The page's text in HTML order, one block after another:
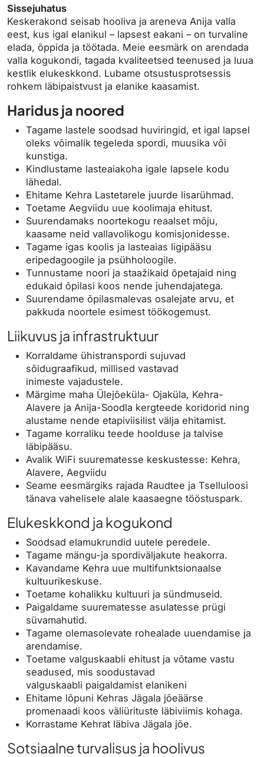
Sissejuhatus
Keskerakond seisab hooliva ja areneva Anija valla
eest, kus igal elanikul – lapsest eakani – on turvaline
elada, õppida ja töötada. Meie eesmärk on arendada
valla kogukondi, tagada kvaliteetsed teenused ja luua
kestlik elukeskkond. Lubame otsustusprotsessis
rohkem läbipaistvust ja elanike kaasamist.
Haridus ja noored
Tagame lastele soodsad huviringid, et igal lapsel
oleks võimalik tegeleda spordi, muusika või
kunstiga.
Kindlustame lasteaiakoha igale lapsele kodu
lähedal.
Ehitame Kehra Lastetarele juurde lisarühmad.
Toetame Aegviidu uue koolimaja ehitust.
Suurendamaks noortekogu reaalset mõju,
kaasame neid vallavolikogu komisjonidesse.
Tagame igas koolis ja lasteaias ligipääsu
eripedagoogile ja psühholoogile.
Tunnustame noori ja staažikaid õpetajaid ning
edukaid õpilasi koos nende juhendajatega.
Suurendame õpilasmalevas osalejate arvu, et
pakkuda noortele esimest töökogemust.
Liikuvus ja infrastruktuur
Korraldame ühistranspordi sujuvad
sõidugraafikud, millised vastavad
inimeste vajadustele.
Märgime maha Ülejõeküla- Ojaküla, Kehra-
Alavere ja Anija-Soodla kergteede koridorid ning
alustame nende etapiviisilist välja ehitamist.
Tagame korraliku teede hoolduse ja talvise
läbipääsu.
Avalik WiFi suurematesse keskustesse: Kehra,
Alavere, Aegviidu
Seame eesmärgiks rajada Raudtee ja Tselluloosi
tänava vahelisele alale kaasaegne tööstuspark.
Elukeskkond ja kogukond
Soodsad elamukrundid uutele peredele.
Tagame mängu-ja spordiväljakute heakorra.
Kavandame Kehra uue multifunktsionaalse
kultuurikeskuse.
Toetame kohalikku kultuuri ja sündmuseid.
Paigaldame suurematesse asulatesse prügi
süvamahutid.
Tagame olemasolevate rohealade uuendamise ja
arendamise.
Toetame valguskaabli ehitust ja võtame vastu
seadused, mis soodustavad
valguskaabli paigaldamist elanikeni
Ehitame lõpuni Kehras Jägala jõeäärse
promenaadi koos väliürituste läbiviimis kohaga.
Korrastame Kehrat läbiva Jägala jõe.
Sotsiaalne turvalisus ja hoolivus